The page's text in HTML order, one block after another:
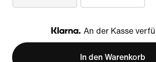
Klarna
An der Kasse
In den Warenkorb